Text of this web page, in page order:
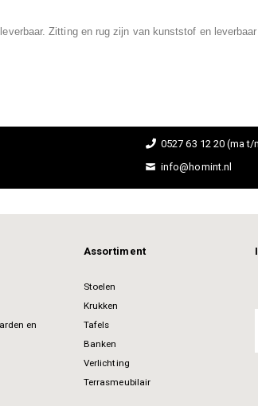
Zitting en rug zijn van kunststof en
0527 63 12 20 (ma t/
info@homint.nl
en
Assortiment
Stoelen
Krukken
Tafels
Banken
Verlichting
Terrasmeubilair